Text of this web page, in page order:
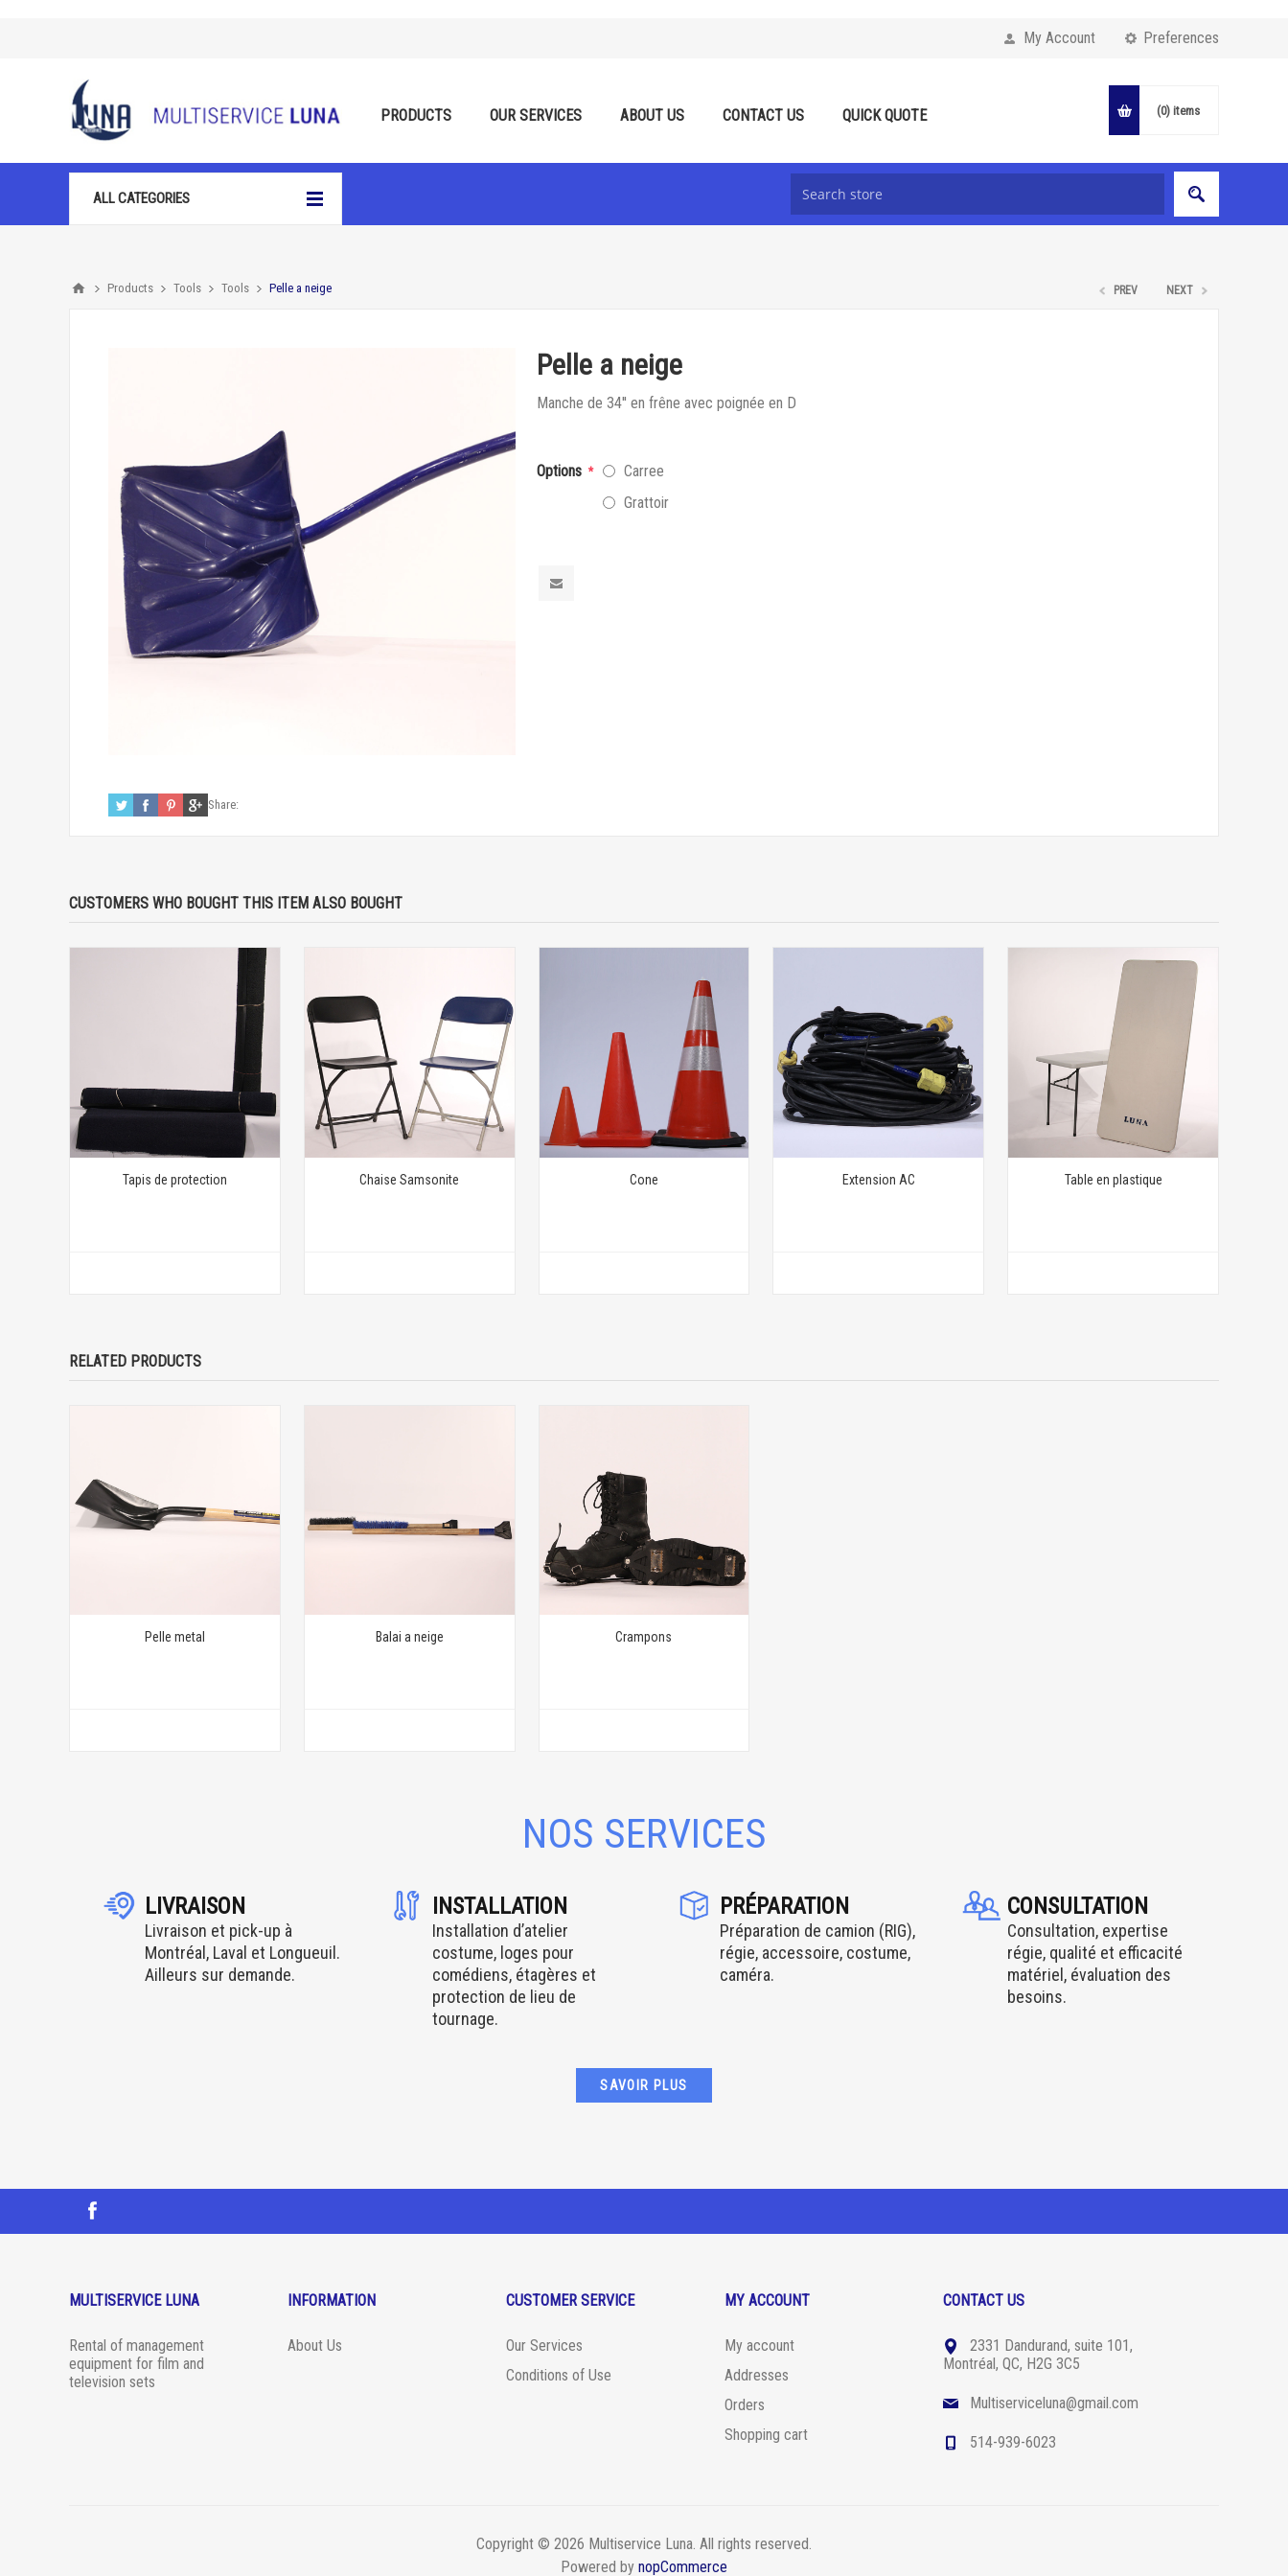
Preferences
My Account
PRODUCTS OUR SERVICES ABOUT US CONTACT US QUICK QUOTE (0) items
ALL CATEGORIES
Products Tools Tools Pelle a neige PREV NEXT
Pelle a neige
Manche de 34'' en frêne avec poignée en D
Options *
Carree
Grattoir
Share:
CUSTOMERS WHO BOUGHT THIS ITEM ALSO BOUGHT
Tapis de protection Chaise Samsonite Cone Extension AC Table en plastique
RELATED PRODUCTS
Pelle metal Balai a neige Crampons
NOS SERVICES
LIVRAISON
Livraison et pick-up à
Montréal, Laval et Longueuil.
Ailleurs sur demande.
INSTALLATION
Installation d’atelier
costume, loges pour
comédiens, étagères et
protection de lieu de
tournage.
PRÉPARATION
Préparation de camion (RIG),
régie, accessoire, costume,
caméra.
CONSULTATION
Consultation, expertise
régie, qualité et efficacité
matériel, évaluation des
besoins.
SAVOIR PLUS
MULTISERVICE LUNA
Rental of management
equipment for film and
television sets
INFORMATION
About Us
CUSTOMER SERVICE
Our Services
Conditions of Use
MY ACCOUNT
My account
Addresses
Orders
Shopping cart
CONTACT US
2331 Dandurand, suite 101,
Montréal, QC, H2G 3C5
Multiserviceluna@gmail.com
514-939-6023
Copyright © 2026 Multiservice Luna. All rights reserved.
Powered by nopCommerce